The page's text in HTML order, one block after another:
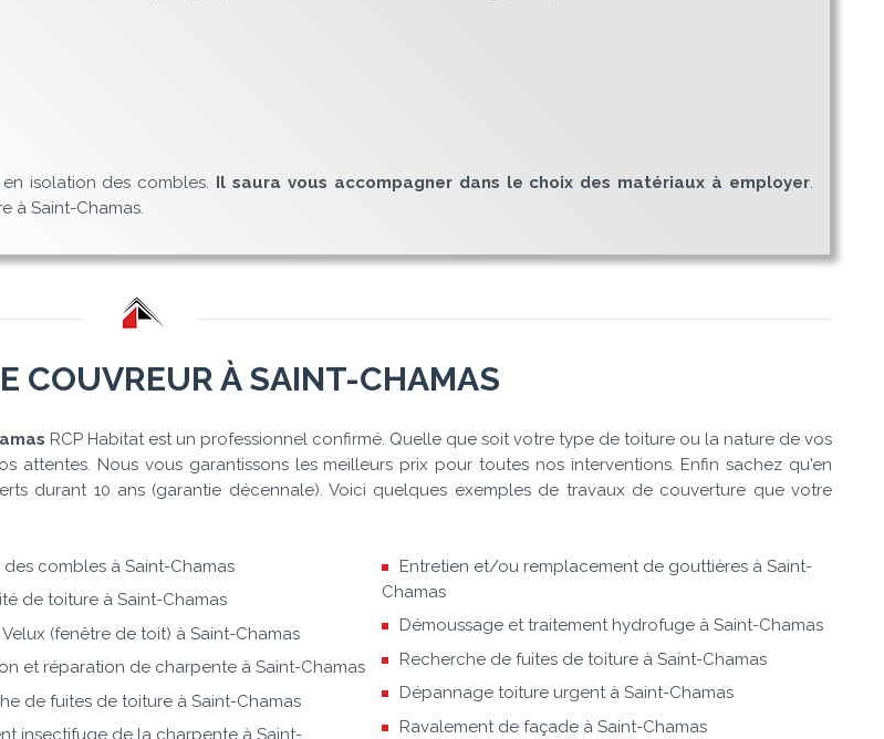
isolation des combles. Il saura vous accompagner dans le choix des matériaux à employer
à Saint-Chamas.
COUVREUR À SAINT-CHAMAS
RCP Habitat est un professionnel confirmé. Quelle que soit votre type de toiture ou la nature de vos
attentes. Nous vous garantissons les meilleurs prix pour toutes nos interventions. Enfin sachez qu'en
durant 10 ans (garantie décennale). Voici quelques exemples de travaux de couverture que votre
des combles à Saint-Chamas
de toiture à Saint-Chamas
(fenêtre de toit) à Saint-Chamas
et réparation de charpente à Saint-Chamas
de fuites de toiture à Saint-Chamas
insectifuge de la charpente à Saint-
Entretien et/ou remplacement de gouttières à Saint-
Chamas
Démoussage et traitement hydrofuge à Saint-Chamas
Recherche de fuites de toiture à Saint-Chamas
Dépannage toiture urgent à Saint-Chamas
Ravalement de façade à Saint-Chamas